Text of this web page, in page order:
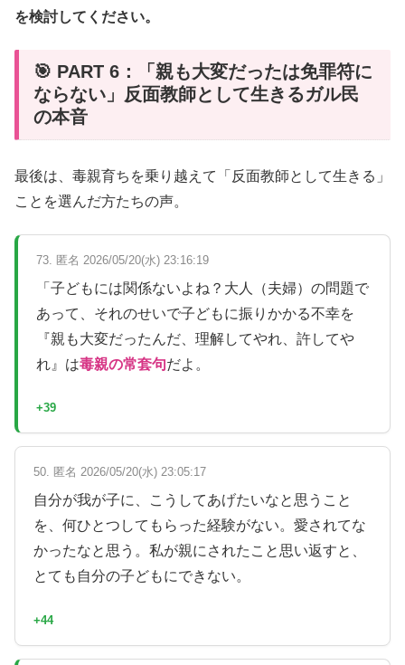
を検討してください。
🎯 PART 6：「親も大変だったは免罪符に
ならない」反面教師として生きるガル民
の本音
最後は、毒親育ちを乗り越えて「反面教師として生きる」
ことを選んだ方たちの声。
73. 匿名 2026/05/20(水) 23:16:19
「子どもには関係ないよね？大人（夫婦）の問題で
あって、それのせいで子どもに振りかかる不幸を
『親も大変だったんだ、理解してやれ、許してや
れ』は毒親の常套句だよ。
+39
50. 匿名 2026/05/20(水) 23:05:17
自分が我が子に、こうしてあげたいなと思うこと
を、何ひとつしてもらった経験がない。愛されてな
かったなと思う。私が親にされたこと思い返すと、
とても自分の子どもにできない。
+44